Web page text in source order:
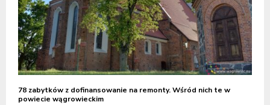
78 zabytków z dofinansowanie na remonty. Wśród nich te w
powiecie wągrowieckim